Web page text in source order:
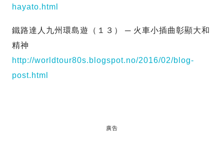
hayato.html
鐵路達人九州環島遊（１３） ─ 火車小插曲彰顯大和
精神
http://worldtour80s.blogspot.no/2016/02/blog-
post.html
廣告